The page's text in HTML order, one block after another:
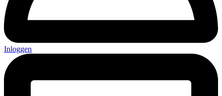
Inloggen